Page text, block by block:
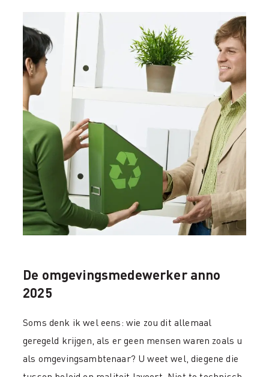
De omgevingsmedewerker anno
2025
Soms denk ik wel eens: wie zou dit allemaal
geregeld krijgen, als er geen mensen waren zoals u
als omgevingsambtenaar? U weet wel, diegene die